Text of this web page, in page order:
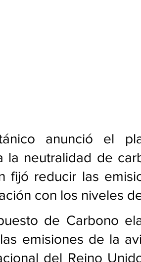
anunció el
la neutralidad de
fijó reducir las
con los niveles
de Carbono
emisiones de la
del Reino